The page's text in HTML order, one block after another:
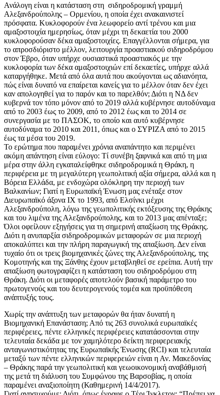
Ανάλογη είναι η κατάσταση στη σιδηροδρομική γραμμή
Αλεξανδρούπολης – Ορμενίου, η οποία έχει ανακαινιστεί
πρόσφατα. Κυκλοφορούν ένα λεωφορείο αντί τρένου και μια
αμαξοστοιχία ημερησίως, όταν μέχρι τη δεκαετία του 2000
κυκλοφορούσαν δέκα αμαξοστοιχίες. Επαγγέλλονται σήμερα, για
το απροσδιόριστο μέλλον, λειτουργία προαστιακού σιδηροδρόμου
στον Έβρο, όταν υπήρχε ουσιαστικά προαστιακός με την
κυκλοφορία των δέκα αμαξοστοιχιών επί δεκαετίες, υπήρχε αλλά
καταργήθηκε. Μετά από όλα αυτά που ακούγονται ως αδιανόητα,
πώς είναι δυνατό να επαίρεται κανείς για το μέλλον όταν δεν έχει
καν απολογηθεί για το παρόν και το παρελθόν; Διότι η ΝΔ δεν
κυβερνά τον τόπο μόνον από το 2019 αλλά κυβέρνησε αυτοδύναμα
από το 2003 έως το 2009, από το 2012 έως και το 2014 σε
συνεργασία με το ΠΑΣΟΚ, το οποίο και αυτό κυβέρνησε
αυτοδύναμα το 2010 και 2011, όπως και ο ΣΥΡΙΖΑ από το 2015
έως τα μέσα του 2019.
Το ερώτημα που παραμένει χρόνια αναπάντητο και περιμένει
ακόμη απάντηση είναι εύλογο: Τί συνέβη ξαφνικά και από τη μια
μέρα στην άλλη εγκαταλείφθηκε σιδηροδρομικά η Θράκη, η
περιφέρεια με τη μεγαλύτερη γεωπολιτική αξία σήμερα, αλλά και η
Βόρεια Ελλάδα, με ενδοχώρα ολόκληρη την περιοχή των
Βαλκανίων; Γιατί η Ευρωπαϊκή Ένωση μας ενέταξε στον
Διευρωπαϊκό άξονα ΙΧ το 1993, από Ελσίνκι μέχρι
Αλεξανδρούπολη, λόγω της γεωπολιτικής εκτόξευσης της Θράκης
και του λιμένα της Αλεξανδρούπολης, και το 2013 μας απένταξε;
Όλοι οφείλουν εξηγήσεις για τη σημερινή απαξίωση της Θράκης.
Διότι η ανυπαρξία σιδηροδρομικών μεταφορών σε μια περιοχή
αποκαλύπτει και την πλήρη παραγωγική της απαξίωση. Δεν είναι
τυχαίο ότι οι τρεις βιομηχανικές ζώνες της Αλεξανδρούπολης, της
Κομοτηνής και της Ξάνθης έχουν μεταβληθεί σε ερείπια. Αυτή την
απαξίωση φωτογραφίζει η κατάσταση του σιδηροδρόμου στη
Θράκη. Διότι οι μεταφορές αποτελούν βασική παράμετρο του
πρωτογενούς και του δευτερογενούς τομέα και προϋπόθεση
ανάπτυξής τους.
Χωρίς την ανάπτυξη των μεταφορών θα ήταν δυνατή η
Βιομηχανική Επανάσταση; Από τις 263 συνολικά ευρωπαϊκές
περιφέρειες, πέντε ελληνικές περιφέρειες κατατάσσονται στην
τελευταία δεκάδα με τον χαμηλότερο δείκτη περιφερειακής
ανταγωνιστικότητας της Ευρωπαϊκής Ένωσης (RCI) και τελευταία
μεταξύ των πέντε ελληνικών περιφερειών είναι η Αν. Μακεδονίας
– Θράκης παρά την γεωπολιτική και γεωοικονομική αναβάθμισή
της μετά τη διάλυση του Συμφώνου της Βαρσοβίας, η οποία
παραμένει αναξιοποίητη (Καθημερινή 14/4/2017).